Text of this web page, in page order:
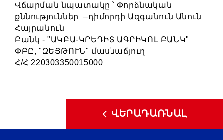
Վճարման նպատակը ՝ Փորձնական
քննություններ –դիմորդի Ազգանուն Անուն
Հայրանուն
Բանկ - "ԱԿԲԱ-ԿՐԵԴԻՏ ԱԳՐԻԿՈԼ ԲԱՆԿ"
ՓԲԸ, "ԶԵՅԹՈՒՆ" մասնաճյուղ
Հ/Հ 220303350015000
ՎԵՐԱԴԱՌՆԱԼ